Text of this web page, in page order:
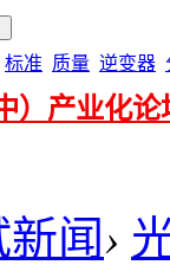
标准 质量 逆变器
）产业化论
闻›